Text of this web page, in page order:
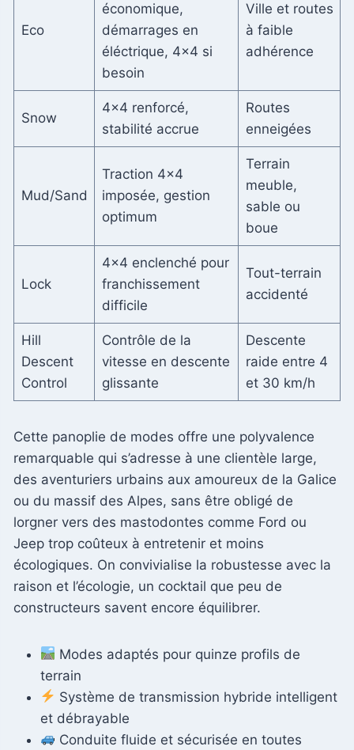
Eco
économique,
démarrages en
éléctrique, 4×4 si
besoin
Ville et routes
à faible
adhérence
Snow
4×4 renforcé,
stabilité accrue
Routes
enneigées
Mud/Sand
Traction 4×4
imposée, gestion
optimum
Terrain
meuble,
sable ou
boue
Lock
4×4 enclenché pour
franchissement
difficile
Tout-terrain
accidenté
Hill
Descent
Control
Contrôle de la
vitesse en descente
glissante
Descente
raide entre 4
et 30 km/h
Cette panoplie de modes offre une polyvalence
remarquable qui s’adresse à une clientèle large,
des aventuriers urbains aux amoureux de la Galice
ou du massif des Alpes, sans être obligé de
lorgner vers des mastodontes comme Ford ou
Jeep trop coûteux à entretenir et moins
écologiques. On convivialise la robustesse avec la
raison et l’écologie, un cocktail que peu de
constructeurs savent encore équilibrer.
Modes adaptés pour quinze profils de
terrain
Système de transmission hybride intelligent
et débrayable
Conduite fluide et sécurisée en toutes